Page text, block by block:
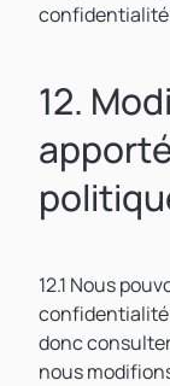
12.
12.1 Nous
confidentialité
donc
nous